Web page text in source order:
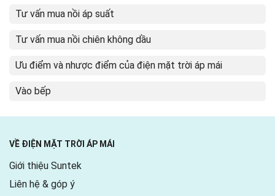
Tư vấn mua nồi áp suất
Tư vấn mua nồi chiên không dầu
Ưu điểm và nhược điểm của điện mặt trời áp mái
Vào bếp
VỀ ĐIỆN MẶT TRỜI ÁP MÁI
Giới thiệu Suntek
Liên hệ & góp ý